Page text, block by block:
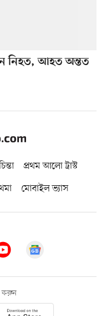
নিহত, আহত অন্তত
প্রথম আলো ট্রাস্ট
মোবাইল ভ্যাস
করুন